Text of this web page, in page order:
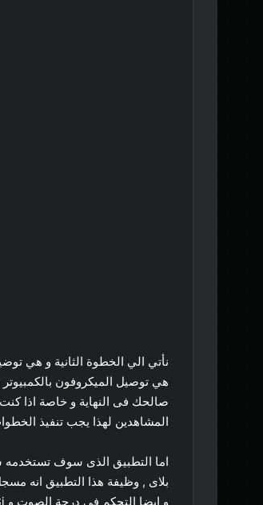
نأتي الي الخطوة الثانية و هي
هي توصيل الميكروفون
صالحك فى النهاية و خاصة اذا
المشاهدين لهذا يجب تنفيذ
اما التطبيق الذى سوف
بلاى , وظيفة هذا التطبيق انه